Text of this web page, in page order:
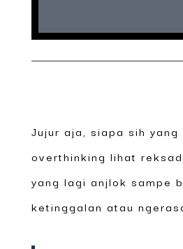
Jujur aja, siapa sih yang
overthinking lihat
yang lagi anjlok sampe
ketinggalan atau